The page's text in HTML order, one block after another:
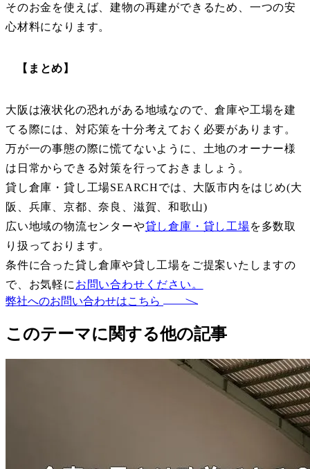
そのお金を使えば、建物の再建ができるため、一つの安
心材料になります。
【まとめ】
大阪は液状化の恐れがある地域なので、倉庫や工場を建
てる際には、対応策を十分考えておく必要があります。
万が一の事態の際に慌てないように、土地のオーナー様
は日常からできる対策を行っておきましょう。
貸し倉庫・貸し工場SEARCHでは、大阪市内をはじめ(大
阪、兵庫、京都、奈良、滋賀、和歌山)
広い地域の物流センターや貸し倉庫・貸し工場を多数取
り扱っております。
条件に合った貸し倉庫や貸し工場をご提案いたしますの
で、お気軽に お問い合わせください。
弊社へのお問い合わせはこちら
このテーマに関する他の記事